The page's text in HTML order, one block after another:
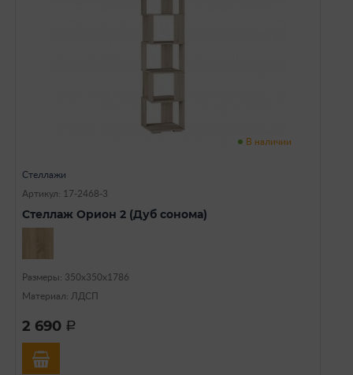
В наличии
Стеллажи
Артикул: 17-2468-3
Стеллаж Орион 2 (Дуб сонома)
Размеры: 350х350х1786
Материал: ЛДСП
2 690 a